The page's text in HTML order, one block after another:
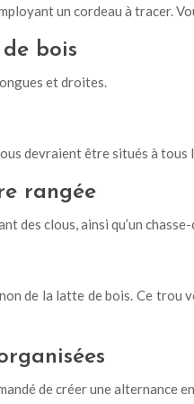
un cordeau à tracer.
bois
et droites.
devraient être situés à
rangée
des clous, ainsi qu’un
de la latte de bois. Ce
de créer une alternance